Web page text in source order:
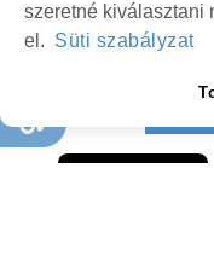
szeretné kiválasztani
el. Süti szabályzat